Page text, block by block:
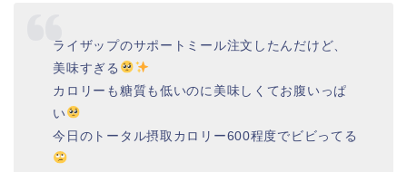
ライザップのサポートミール注文したんだけど、
美味すぎる
カロリーも糖質も低いのに美味しくてお腹いっぱ
い
今日のトータル摂取カロリー600程度でビビってる